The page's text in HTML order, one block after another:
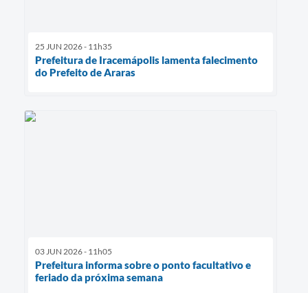
25 JUN 2026 - 11h35
Prefeitura de Iracemápolis lamenta falecimento
do Prefeito de Araras
03 JUN 2026 - 11h05
Prefeitura informa sobre o ponto facultativo e
feriado da próxima semana